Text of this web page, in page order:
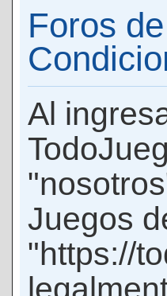
Foros
Al
Juegos
"https://